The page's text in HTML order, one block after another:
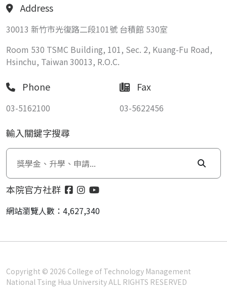
Address
30013 新竹市光復路二段101號 台積館 530室
Room 530 TSMC Building, 101, Sec. 2, Kuang-Fu Road,
Hsinchu, Taiwan 30013, R.O.C.
Phone
03-5162100
Fax
03-5622456
輸入關鍵字搜尋
本院官方社群
網站瀏覽人數：4,627,340
Copyright © 2026 College of Technology Management
National Tsing Hua University ALL RIGHTS RESERVED